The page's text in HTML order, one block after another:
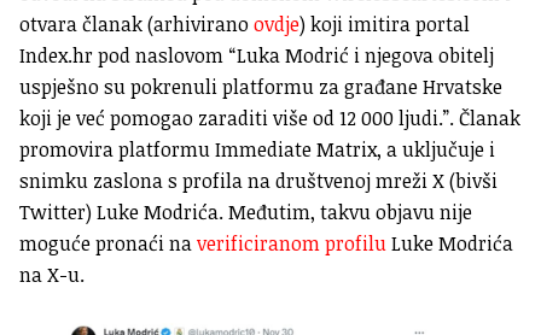
otvara članak (arhiviranoovdje) koji imitira portal
Index.hr pod naslovom “Luka Modrić i njegova obitelj
uspješno su pokrenuli platformu za građane Hrvatske
koji je već pomogao zaraditi više od 12 000 ljudi.”. Članak
promovira platformu Immediate Matrix, a uključuje i
snimku zaslona s profila na društvenoj mreži X (bivši
Twitter) Luke Modrića. Međutim, takvu objavu nije
moguće pronaći naverificiranom profiluLuke Modrića
na X-u.